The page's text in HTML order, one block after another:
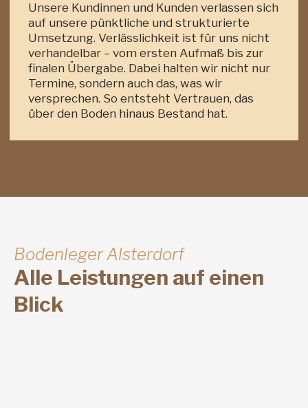
Unsere Kundinnen und Kunden verlassen sich
auf unsere pünktliche und strukturierte
Umsetzung. Verlässlichkeit ist für uns nicht
verhandelbar – vom ersten Aufmaß bis zur
finalen Übergabe. Dabei halten wir nicht nur
Termine, sondern auch das, was wir
versprechen. So entsteht Vertrauen, das
über den Boden hinaus Bestand hat.
Bodenleger Alsterdorf
Alle Leistungen auf einen
Blick